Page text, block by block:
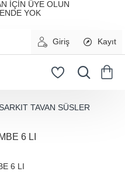
İÇİN ÜYE OLUN
YOK
Giriş Kayıt
TAVAN SÜSLER
6 LI